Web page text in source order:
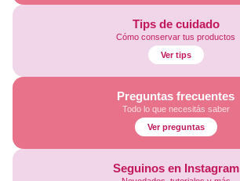
Tips de cuidado
Cómo conservar tus productos
Ver tips
Preguntas frecuentes
Todo lo que necesitás saber
Ver preguntas
Seguinos en Instagram